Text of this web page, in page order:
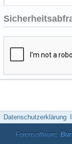
Datenschutzerklärung
Forensoftware: